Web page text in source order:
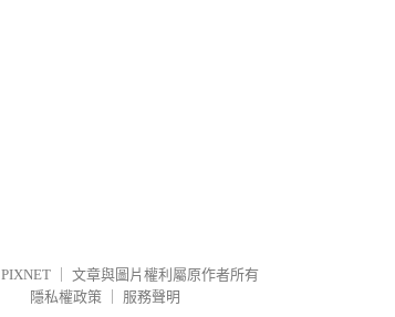
PIXNET
文章與圖片權利屬原作者所有
隱私權政策
服務聲明